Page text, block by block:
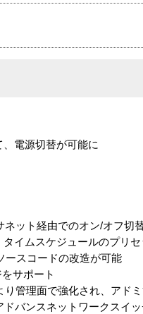
電源切替が可能に
ット経由でのオン/オフ切
イムスケジュールのプリ
ースコードの改造が可能
サポート
管理面で強化され、アド
バンスネットワークスイ